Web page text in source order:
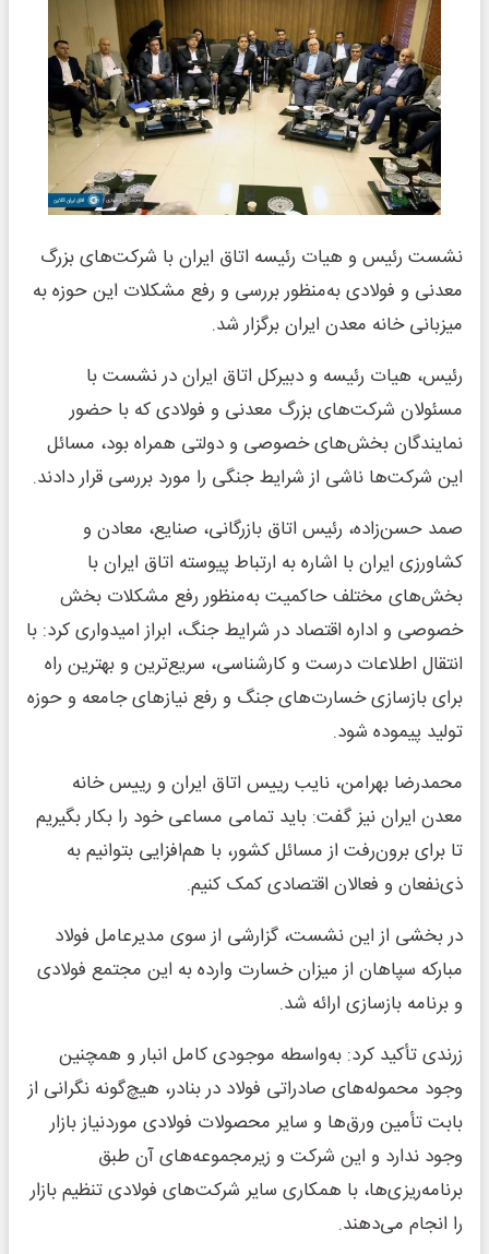
نشست رئیس و هیات رئیسه اتاق ایران با شرکت‌های بزرگ
معدنی و فولادی به‌منظور بررسی و رفع مشکلات این حوزه به
میزبانی خانه معدن ایران برگزار شد.
رئیس، هیات رئیسه و دبیرکل اتاق ایران در نشست با
مسئولان شرکت‌های بزرگ معدنی و فولادی که با حضور
نمایندگان بخش‌های خصوصی و دولتی همراه بود، مسائل
این شرکت‌ها ناشی از شرایط جنگی را مورد بررسی قرار دادند.
صمد حسن‌زاده، رئیس اتاق بازرگانی، صنایع، معادن و
کشاورزی ایران با اشاره به ارتباط پیوسته اتاق ایران با
بخش‌های مختلف حاکمیت به‌منظور رفع مشکلات بخش
خصوصی و اداره اقتصاد در شرایط جنگ، ابراز امیدواری کرد: با
انتقال اطلاعات درست و کارشناسی، سریع‌ترین و بهترین راه
برای بازسازی خسارت‌های جنگ و رفع نیازهای جامعه و حوزه
تولید پیموده شود.
محمدرضا بهرامن، نایب رییس اتاق ایران و رییس خانه
معدن ایران نیز گفت: باید تمامی مساعی خود را بکار بگیریم
تا برای برون‌رفت از مسائل کشور، با هم‌افزایی بتوانیم به
ذی‌نفعان و فعالان اقتصادی کمک کنیم.
در بخشی از این نشست، گزارشی از سوی مدیرعامل فولاد
مبارکه سپاهان از میزان خسارت وارده به این مجتمع فولادی
و برنامه بازسازی ارائه شد.
زرندی تأکید کرد: به‌واسطه موجودی کامل انبار و همچنین
وجود محموله‌های صادراتی فولاد در بنادر، هیچ‌گونه نگرانی از
بابت تأمین ورق‌ها و سایر محصولات فولادی موردنیاز بازار
وجود ندارد و این شرکت و زیرمجموعه‌های آن طبق
برنامه‌ریزی‌ها، با همکاری سایر شرکت‌های فولادی تنظیم بازار
را انجام می‌دهند.